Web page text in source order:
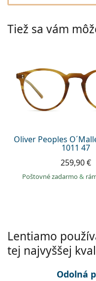
Persol
Prada
Tiež sa vám
Oliver Peoples
1011 47
259,90 €
Poštovné zadarmo&
Lentiamo
tej najvyššej
Odolná